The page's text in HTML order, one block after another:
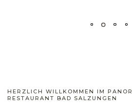
HERZLICH WILLKOMMEN IM
RESTAURANT BAD SALZUNGEN